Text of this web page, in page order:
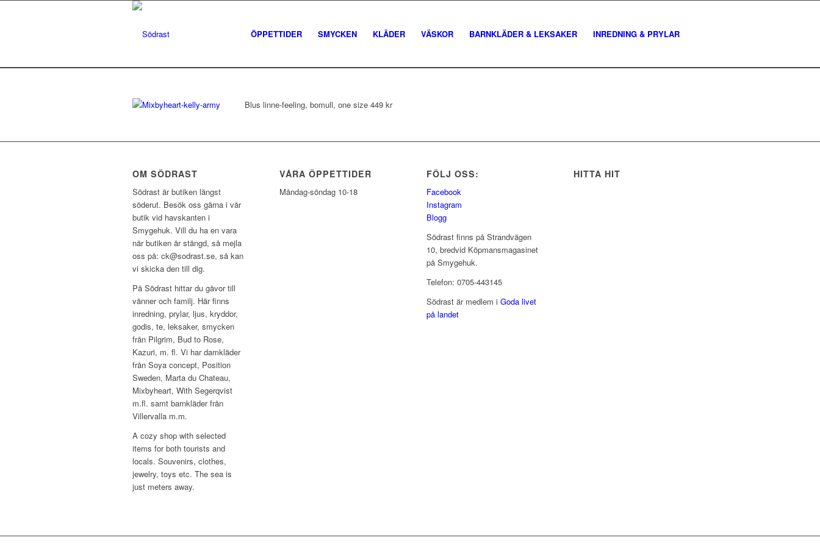
ÖPPETTIDER SMYCKEN KLÄDER VÄSKOR BARNKLÄDER & LEKSAKER INREDNING & PRYLAR
Blus linne-feeling, bomull, one size 449 kr
OM SÖDRAST
Södrast är butiken längst
söderut. Besök oss gärna i vår
butik vid havskanten i
Smygehuk. Vill du ha en vara
när butiken är stängd, så mejla
oss på: ck@sodrast.se, så kan
vi skicka den till dig.
På Södrast hittar du gåvor till
vänner och familj. Här finns
inredning, prylar, ljus, kryddor,
godis, te, leksaker, smycken
från Pilgrim, Bud to Rose,
Kazuri, m. fl. Vi har damkläder
från Soya concept, Position
Sweden, Marta du Chateau,
Mixbyheart, With Segerqvist
m.fl. samt barnkläder från
Villervalla m.m.
A cozy shop with selected
items for both tourists and
locals. Souvenirs, clothes,
jewelry, toys etc. The sea is
just meters away.
VÅRA ÖPPETTIDER
Måndag-söndag 10-18
FÖLJ OSS:
Facebook
Instagram
Blogg
Södrast finns på Strandvägen
10, bredvid Köpmansmagasinet
på Smygehuk.
Telefon: 0705-443145
Södrast är medlem iGoda livet
på landet
HITTA HIT